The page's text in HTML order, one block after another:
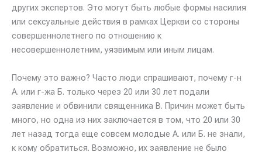
других экспертов. Это могут быть любые формы насилия
или сексуальные действия в рамках Церкви со стороны
совершеннолетнего по отношению к
несовершеннолетним, уязвимым или иным лицам.
Почему это важно? Часто люди спрашивают, почему г-н
А. или г-жа Б. только через 20 или 30 лет подали
заявление и обвинили священника В. Причин может быть
много, но одна из них заключается в том, что 20 или 30
лет назад тогда еще совсем молодые А. или Б. не знали,
к кому обратиться. Возможно, их заявление не было